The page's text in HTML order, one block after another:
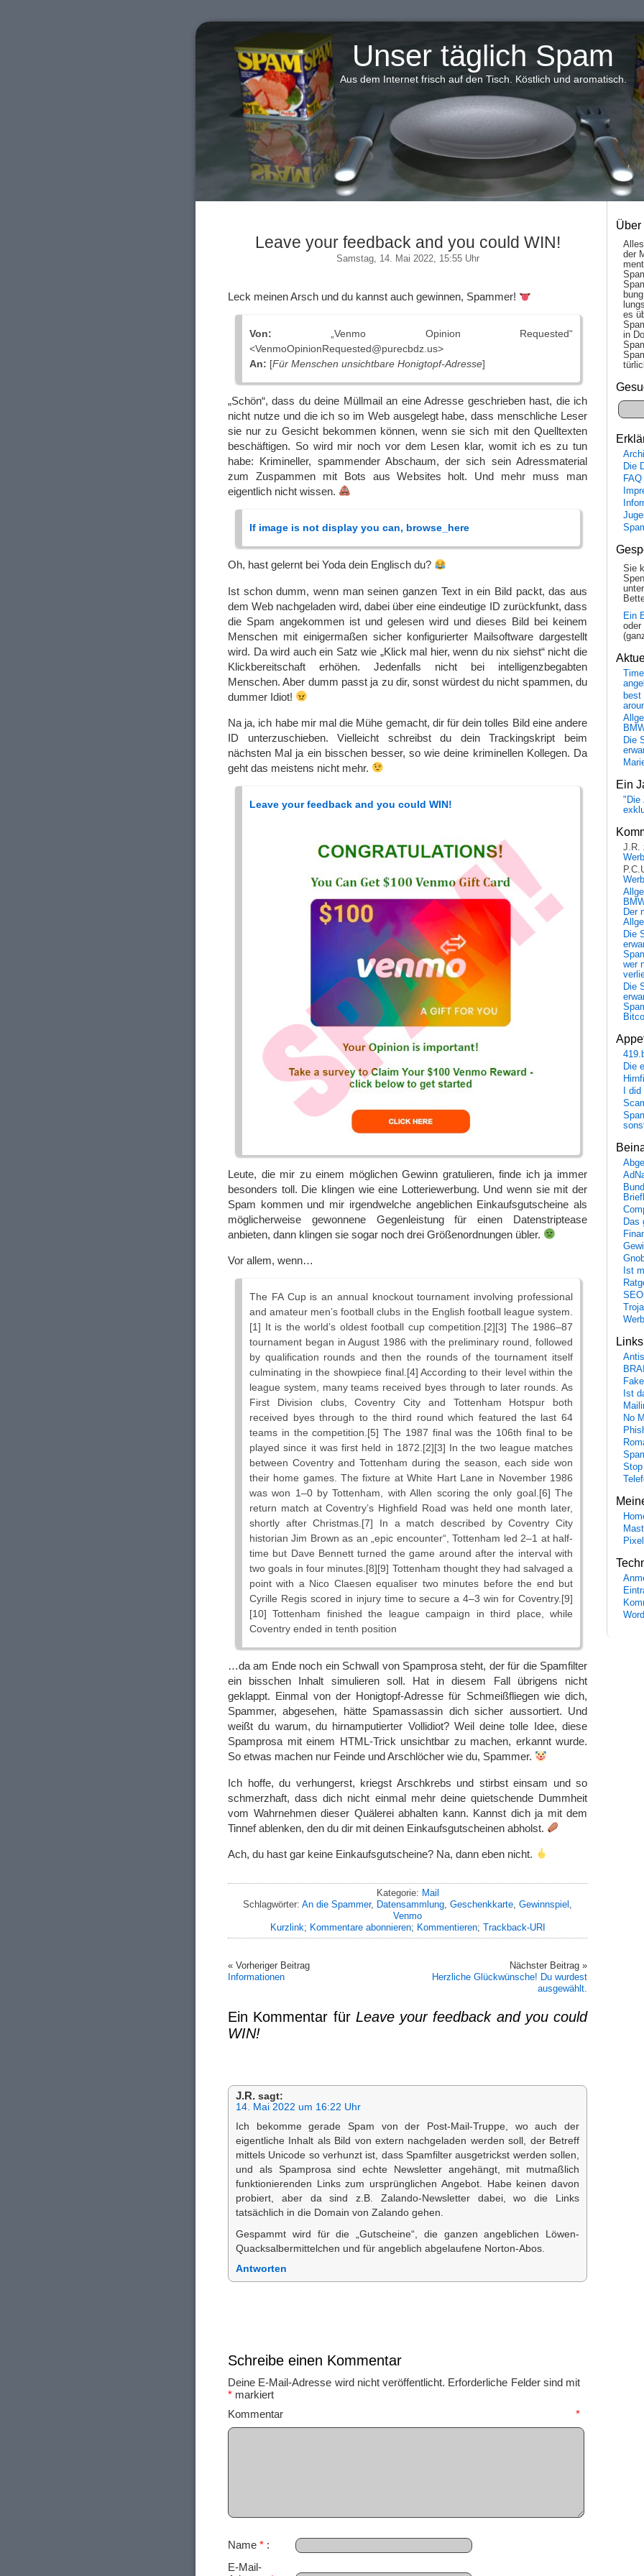
Unser täglich Spam
Aus dem Internet frisch auf den Tisch. Köstlich und aromatisch.
Leave your feedback and you could WIN!
Samstag, 14. Mai 2022, 15:55 Uhr
Leck meinen Arsch und du kannst auch gewinnen, Spammer!
Von: „Venmo Opinion Requested“
<VenmoOpinionRequested@purecbdz.us>
An: [Für Menschen unsichtbare Honigtopf-Adresse]
„Schön“, dass du deine Müllmail an eine Adresse geschrieben hast, die ich
nicht nutze und die ich so im Web ausgelegt habe, dass menschliche Leser
sie nur zu Gesicht bekommen können, wenn sie sich mit den Quelltexten
beschäftigen. So wird mir noch vor dem Lesen klar, womit ich es zu tun
habe: Krimineller, spammender Abschaum, der sich sein Adressmaterial
zum Zuspammen mit Bots aus Websites holt. Und mehr muss man
eigentlich nicht wissen.
If image is not display you can, browse_here
Oh, hast gelernt bei Yoda dein Englisch du?
Ist schon dumm, wenn man seinen ganzen Text in ein Bild packt, das aus
dem Web nachgeladen wird, dabei über eine eindeutige ID zurückfunkt, dass
die Spam angekommen ist und gelesen wird und dieses Bild bei keinem
Menschen mit einigermaßen sicher konfigurierter Mailsoftware dargestellt
wird. Da wird auch ein Satz wie „Klick mal hier, wenn du nix siehst“ nicht die
Klickbereitschaft erhöhen. Jedenfalls nicht bei intelligenzbegabten
Menschen. Aber dumm passt ja zu dir, sonst würdest du nicht spammen, du
dummer Idiot!
Na ja, ich habe mir mal die Mühe gemacht, dir für dein tolles Bild eine andere
ID unterzuschieben. Vielleicht schreibst du dein Trackingskript beim
nächsten Mal ja ein bisschen besser, so wie deine kriminellen Kollegen. Da
geht das meistens nicht mehr.
Leave your feedback and you could WIN!
Leute, die mir zu einem möglichen Gewinn gratulieren, finde ich ja immer
besonders toll. Die klingen wie eine Lotteriewerbung. Und wenn sie mit der
Spam kommen und mir irgendwelche angeblichen Einkaufsgutscheine als
möglicherweise gewonnene Gegenleistung für einen Datenstriptease
anbieten, dann klingen sie sogar noch drei Größenordnungen übler.
Vor allem, wenn…
The FA Cup is an annual knockout tournament involving professional
and amateur men’s football clubs in the English football league system.
[1] It is the world’s oldest football cup competition.[2][3] The 1986–87
tournament began in August 1986 with the preliminary round, followed
by qualification rounds and then the rounds of the tournament itself
culminating in the showpiece final.[4] According to their level within the
league system, many teams received byes through to later rounds. As
First Division clubs, Coventry City and Tottenham Hotspur both
received byes through to the third round which featured the last 64
teams in the competition.[5] The 1987 final was the 106th final to be
played since it was first held in 1872.[2][3] In the two league matches
between Coventry and Tottenham during the season, each side won
their home games. The fixture at White Hart Lane in November 1986
was won 1–0 by Tottenham, with Allen scoring the only goal.[6] The
return match at Coventry’s Highfield Road was held one month later,
shortly after Christmas.[7] In a match described by Coventry City
historian Jim Brown as an „epic encounter“, Tottenham led 2–1 at half-
time but Dave Bennett turned the game around after the interval with
two goals in four minutes.[8][9] Tottenham thought they had salvaged a
point with a Nico Claesen equaliser two minutes before the end but
Cyrille Regis scored in injury time to secure a 4–3 win for Coventry.[9]
[10] Tottenham finished the league campaign in third place, while
Coventry ended in tenth position
…da am Ende noch ein Schwall von Spamprosa steht, der für die Spamfilter
ein bisschen Inhalt simulieren soll. Hat in diesem Fall übrigens nicht
geklappt. Einmal von der Honigtopf-Adresse für Schmeißfliegen wie dich,
Spammer, abgesehen, hätte Spamassassin dich sicher aussortiert. Und
weißt du warum, du hirnamputierter Vollidiot? Weil deine tolle Idee, diese
Spamprosa mit einem HTML-Trick unsichtbar zu machen, erkannt wurde.
So etwas machen nur Feinde und Arschlöcher wie du, Spammer.
Ich hoffe, du verhungerst, kriegst Arschkrebs und stirbst einsam und so
schmerzhaft, dass dich nicht einmal mehr deine quietschende Dummheit
vom Wahrnehmen dieser Quälerei abhalten kann. Kannst dich ja mit dem
Tinnef ablenken, den du dir mit deinen Einkaufsgutscheinen abholst.
Ach, du hast gar keine Einkaufsgutscheine? Na, dann eben nicht.
Kategorie: Mail
Schlagwörter: An die Spammer, Datensammlung Geschenkkarte Gewinnspiel
Venmo
Kurzlink; Kommentare abonnieren; Kommentieren; Trackback-URI
« Vorheriger Beitrag
Informationen
Nächster Beitrag »
Herzliche Glückwünsche! Du wurdest
ausgewählt.
Ein Kommentar für Leave your feedback and you could
WIN!
J.R. sagt:
14. Mai 2022 um 16:22 Uhr
Ich bekomme gerade Spam von der Post-Mail-Truppe, wo auch der
eigentliche Inhalt als Bild von extern nachgeladen werden soll, der Betreff
mittels Unicode so verhunzt ist, dass Spamfilter ausgetrickst werden sollen,
und als Spamprosa sind echte Newsletter angehängt, mit mutmaßlich
funktionierenden Links zum ursprünglichen Angebot. Habe keinen davon
probiert, aber da sind z.B. Zalando-Newsletter dabei, wo die Links
tatsächlich in die Domain von Zalando gehen.
Gespammt wird für die „Gutscheine“, die ganzen angeblichen Löwen-
Quacksalbermittelchen und für angeblich abgelaufene Norton-Abos.
Antworten
Schreibe einen Kommentar
Deine E-Mail-Adresse wird nicht veröffentlicht. Erforderliche Felder sind mit
* markiert
Kommentar *
Name *
E-Mail-
Über
der
es
in
Die
FAQ
Sie
Ein
oder
Die
Ein
"Die
J.R.
Der
Die
wer
Die
Die
I
Das
Ist
Ist
No